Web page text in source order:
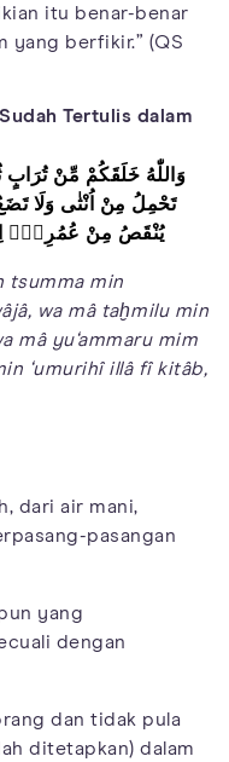
itu benar-benar
yang berfikir.” (QS
Tertulis dalam
وَاللّٰهُ خَلَقَكُمْ مِّنْ
تَحْمِلُ مِنْ اُنْثٰى وَلَا
يُنْقَصُ مِنْ عُمُرِهٖٓ
tsumma min
wa mâ taḫmilu min
mâ yu‘ammaru mim
‘umurihî illâ fî kitâb,
dari air mani,
pasangan
yang
dengan
dan tidak pula
ditetapkan) dalam